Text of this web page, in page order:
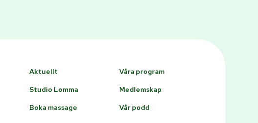
Aktuellt Våra program
Studio Lomma Medlemskap
Boka massage Vår podd